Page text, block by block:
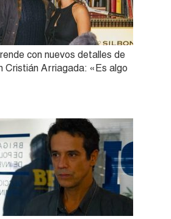
con nuevos detalles de
Cristián Arriagada: «Es algo